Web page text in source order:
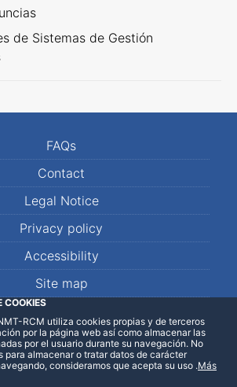
de Sistemas de Gestión
FAQs
Contact
Legal Notice
Privacy policy
Accessibility
Site map
WhatsApp
COOKIES
RCM utiliza cookies propias y de terceros
por la página web así como almacenar las
por el usuario durante su navegación. No
para almacenar o tratar datos de carácter
consideramos que acepta su uso .Más